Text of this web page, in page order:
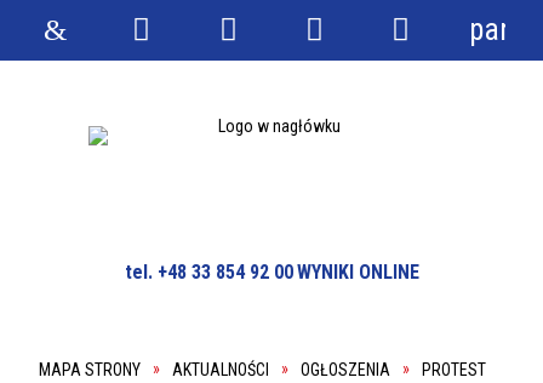
tel. +48 33 854 92 00WYNIKI ONLINE
MAPA STRONY AKTUALNOŚCI OGŁOSZENIA
PROTEST
StronaWyszukiwarka
Narzędzia
Menu Menu
panel